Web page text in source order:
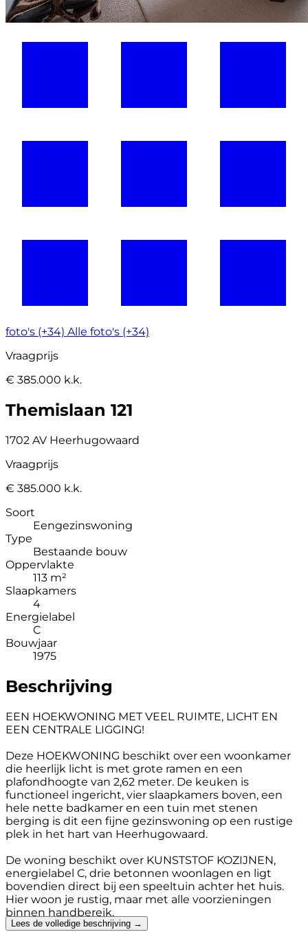
foto's (+34) Alle foto's (+34)
Vraagprijs
€ 385.000 k.k.
Themislaan 121
1702 AV Heerhugowaard
Vraagprijs
€ 385.000 k.k.
Soort
Eengezinswoning
Type
Bestaande bouw
Oppervlakte
113 m²
Slaapkamers
4
Energielabel
C
Bouwjaar
1975
Beschrijving
EEN HOEKWONING MET VEEL RUIMTE, LICHT EN
EEN CENTRALE LIGGING!
Deze HOEKWONING beschikt over een woonkamer
die heerlijk licht is met grote ramen en een
plafondhoogte van 2,62 meter. De keuken is
functioneel ingericht, vier slaapkamers boven, een
hele nette badkamer en een tuin met stenen
berging is dit een fijne gezinswoning op een rustige
plek in het hart van Heerhugowaard.
De woning beschikt over KUNSTSTOF KOZIJNEN,
energielabel C, drie betonnen woonlagen en ligt
bovendien direct bij een speeltuin achter het huis.
Hier woon je rustig, maar met alle voorzieningen
binnen handbereik.
Lees de volledige beschrijving →